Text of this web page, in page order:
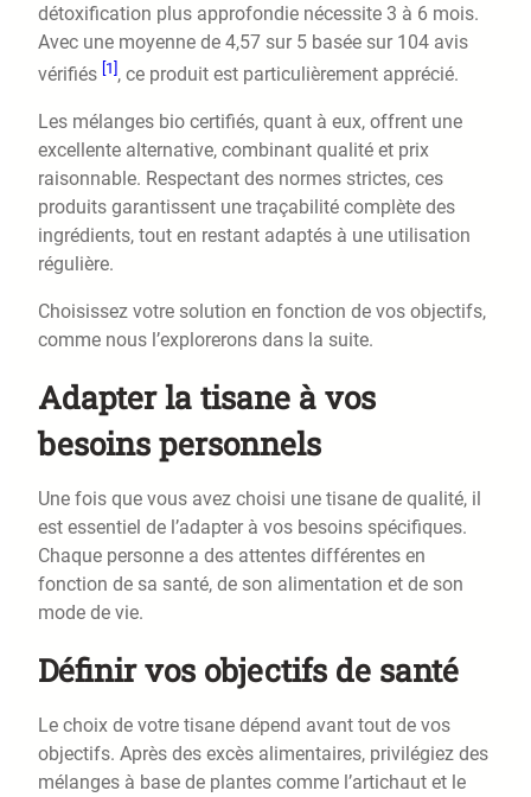
détoxification plus approfondie nécessite 3 à 6 mois.
Avec une moyenne de 4,57 sur 5 basée sur 104 avis
vérifiés [1] , ce produit est particulièrement apprécié.
Les mélanges bio certifiés, quant à eux, offrent une
excellente alternative, combinant qualité et prix
raisonnable. Respectant des normes strictes, ces
produits garantissent une traçabilité complète des
ingrédients, tout en restant adaptés à une utilisation
régulière.
Choisissez votre solution en fonction de vos objectifs,
comme nous l’explorerons dans la suite.
Adapter la tisane à vos
besoins personnels
Une fois que vous avez choisi une tisane de qualité, il
est essentiel de l’adapter à vos besoins spécifiques.
Chaque personne a des attentes différentes en
fonction de sa santé, de son alimentation et de son
mode de vie.
Définir vos objectifs de santé
Le choix de votre tisane dépend avant tout de vos
objectifs. Après des excès alimentaires, privilégiez des
mélanges à base de plantes comme l’artichaut et le